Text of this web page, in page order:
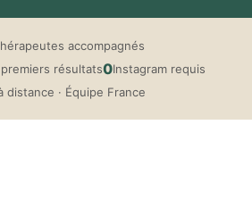
accompagnés
résultats0Instagram requis
distance · Équipe France